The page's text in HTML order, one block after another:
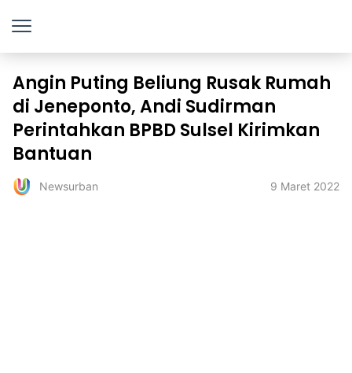
Angin Puting Beliung Rusak Rumah
di Jeneponto, Andi Sudirman
Perintahkan BPBD Sulsel Kirimkan
Bantuan
Newsurban 9 Maret 2022